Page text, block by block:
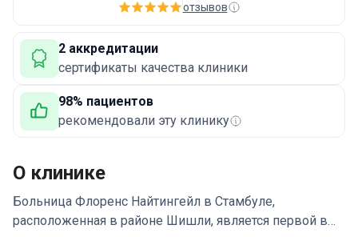
отзывов
2 аккредитации
сертификаты качества клиники
98% пациентов
рекомендовали эту клинику
О клинике
Больница Флоренс Найтингейл в Стамбуле,
расположенная в районе Шишли, является первой в